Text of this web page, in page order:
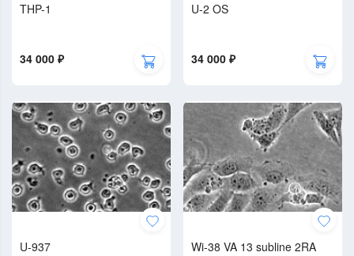
THP-1
34 000 ₽
U-2 OS
34 000 ₽
U-937 Wi-38 VA 13 subline 2RA